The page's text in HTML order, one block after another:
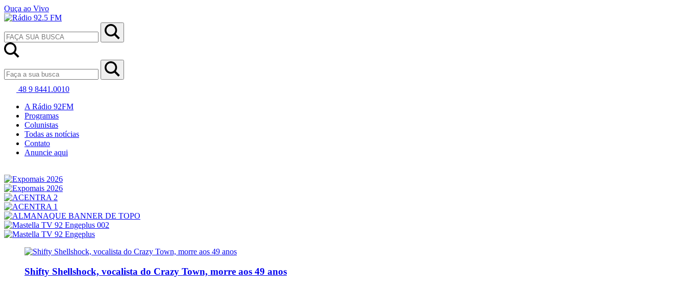
Ouça ao Vivo
48 9 8441.0010
A Rádio 92FM
Programas
Colunistas
Todas as notícias
Contato
Anuncie aqui
Shifty Shellshock, vocalista do Crazy Town, morre aos 49 anos